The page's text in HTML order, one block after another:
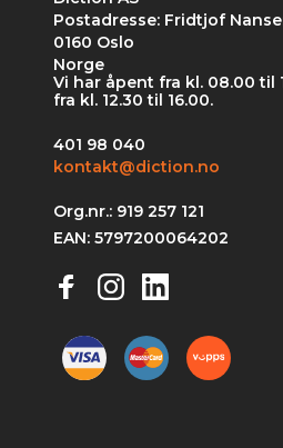
Postadresse: Fridtjof
0160 Oslo
Norge
Vi har åpent fra kl. 08.00 til
fra kl. 12.30 til 16.00.
401 98 040
kontakt@diction.no
Org.nr.: 919 257 121
EAN: 5797200064202